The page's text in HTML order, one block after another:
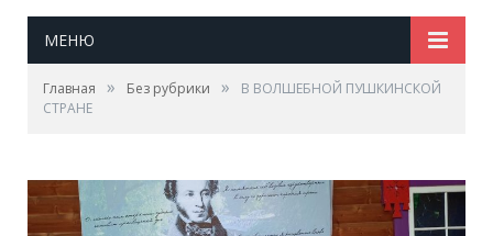
МЕНЮ
Главная » Без рубрики »
В ВОЛШЕБНОЙ ПУШКИНСКОЙ
СТРАНЕ